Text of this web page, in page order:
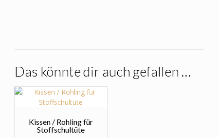
Das könnte dir auch gefallen …
Kissen / Rohling für
Stoffschultüte